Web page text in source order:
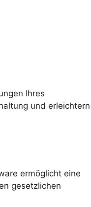
Ihres
und erleichtern
ermöglicht eine
gesetzlichen